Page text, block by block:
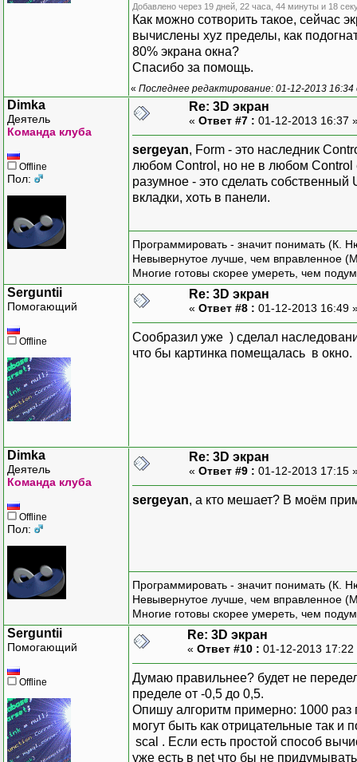
}
public
}
PointF
Добавлено через 19 дней, 22 часа, 44 минуты и 18
Как можно сотворить такое, сейчас
вычислены xyz пределы, как
80% экрана окна?
Спасибо за помощь.
« Последнее редактирование: 01-12-2013
Dimka
Деятель
Команда клуба
Offline
Пол:
Re: 3D экран
« Ответ #7 : 01-12-2013 16:37
sergeyan, Form - это наследник
любом Control, но не в любом Control
разумное - это сделать собственный
вкладки, хоть в панели.
Программировать - значит понимать (К.
Невывернутое лучше, чем вправленное
Многие готовы скорее умереть, чем
Serguntii
Помогающий
Offline
Re: 3D экран
« Ответ #8 : 01-12-2013 16:49
Сообразил уже ) сделал
что бы картинка помещалась в окно.
Dimka
Деятель
Команда клуба
Offline
Пол:
Re: 3D экран
« Ответ #9 : 01-12-2013 17:15
sergeyan, а кто мешает? В моём
Программировать - значит понимать (К.
Невывернутое лучше, чем вправленное
Многие готовы скорее умереть, чем
Serguntii
Помогающий
Offline
Re: 3D экран
« Ответ #10 : 01-12-2013
Думаю правильнее? будет не
пределе от -0,5 до 0,5.
Опишу алгоритм примерно: 1000 раз
могут быть как отрицательные так
scal . Если есть простой способ
уже есть в net что бы не